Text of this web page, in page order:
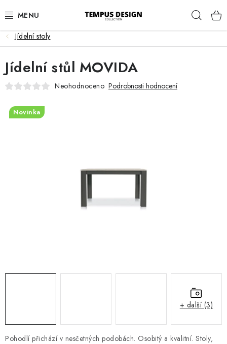
na
OBÝVACÍ POKOJ
KUCHYNĚ A JÍDELNA
Jídelní stoly
Pohodlí přichází v nesčetných podobách. Osobitý a kvalitní. Stoly,
Jídelní stůl MOVIDA
Neohodnoceno Podrobnosti hodnocení
Novinka
+ další (3)